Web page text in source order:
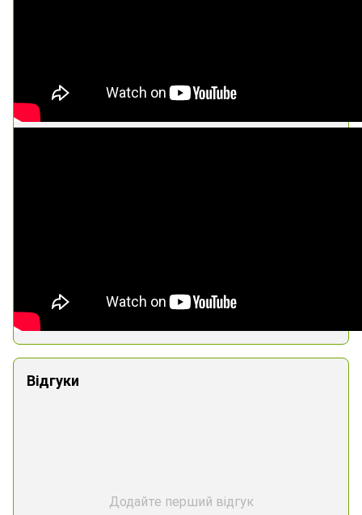
Відгуки
Додайте перший відгук